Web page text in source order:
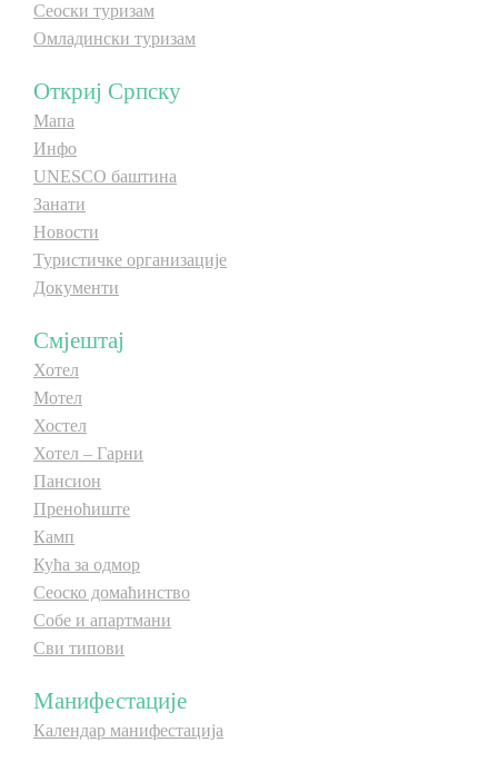
Манифестације
Мултимедија
Фото
Видео
Откриј Српску
Сеоски туризам
Омладински туризам
Откриј Српску
Мапа
Инфо
UNESCO баштина
Занати
Новости
Туристичке организације
Документи
Смјештај
Хотел
Мотел
Хостел
Хотел – Гарни
Пансион
Преноћиште
Камп
Кућа за одмор
Сеоско домаћинство
Собе и апартмани
Сви типови
Манифестације
Календар манифестација